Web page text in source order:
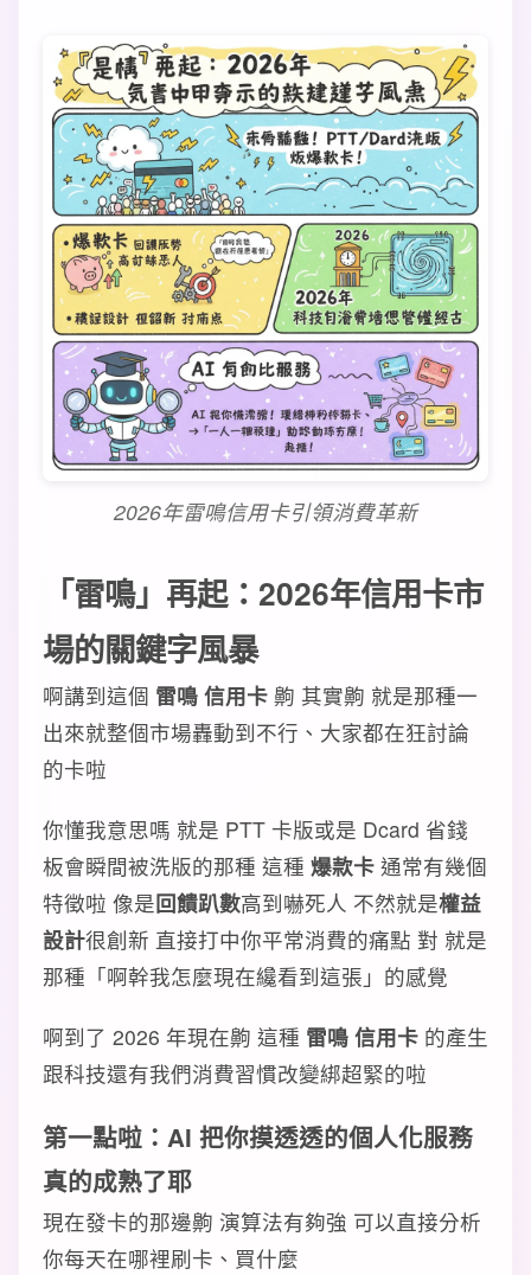
2026年雷鳴信用卡引領消費革新
「雷鳴」再起：2026年信用卡市
場的關鍵字風暴
啊講到這個 雷鳴 信用卡 齁 其實齁 就是那種一
出來就整個市場轟動到不行、大家都在狂討論
的卡啦
你懂我意思嗎 就是 PTT 卡版或是 Dcard 省錢
板會瞬間被洗版的那種 這種 爆款卡 通常有幾個
特徵啦 像是回饋趴數高到嚇死人 不然就是權益
設計很創新 直接打中你平常消費的痛點 對 就是
那種「啊幹我怎麼現在纔看到這張」的感覺
啊到了 2026 年現在齁 這種 雷鳴 信用卡 的產生
跟科技還有我們消費習慣改變綁超緊的啦
第一點啦：AI 把你摸透透的個人化服務
真的成熟了耶
現在發卡的那邊齁 演算法有夠強 可以直接分析
你每天在哪裡刷卡、買什麼